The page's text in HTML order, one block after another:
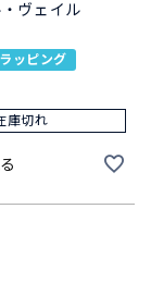
ヴェイル
ラッピング
庫切れ